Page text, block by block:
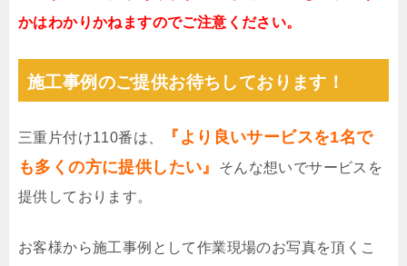
かはわかりかねますのでご注意ください。
施工事例のご提供お待ちしております！
三重片付け110番は、
『より良いサービスを1名で
も多くの方に提供したい』
そんな想いでサービスを
提供しております。
お客様から施工事例として作業現場のお写真を頂くこ